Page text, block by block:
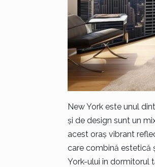
New York este unul
și de design sunt un
acest oraș vibrant
care combină estetică
York-ului în dormitorul